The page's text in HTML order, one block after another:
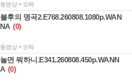
동영상 > 오락
불후의 명곡2.E768.260808.1080p.WAN
NA (0)
동영상 > 오락
놀면 뭐하니.E341.260808.450p.WANN
A (0)